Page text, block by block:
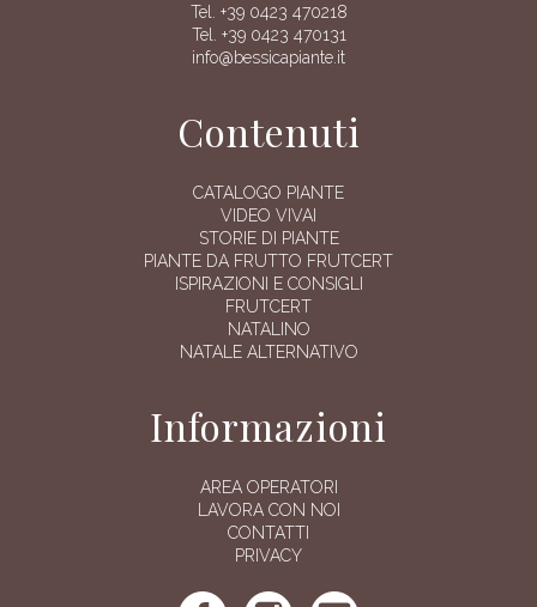
Tel. +39 0423 470218
Tel. +39 0423 470131
info@bessicapiante.it
Contenuti
CATALOGO PIANTE
VIDEO VIVAI
STORIE DI PIANTE
PIANTE DA FRUTTO FRUTCERT
ISPIRAZIONI E CONSIGLI
FRUTCERT
NATALINO
NATALE ALTERNATIVO
Informazioni
AREA OPERATORI
LAVORA CON NOI
CONTATTI
PRIVACY